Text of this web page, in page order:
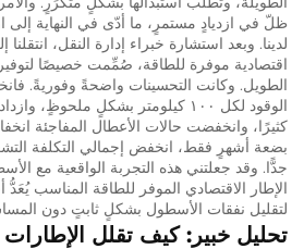
ظلّ في ازديادٍ مستمرٍ، ما أدّى في النهاية إلى
لدينا. وبعد استشارة خبراء إدارة النقل،
اقتصادية موفرة للطاقة، صُمِّمت خصيصًا
الطويل. وكانت التحسينات واضحةً وفوريةً.
الوقود لكل ١٠٠ كيلومتر بشكلٍ
كثيرًا، وانخفضت حالات الأعطال المفاجئة
بضعة أشهرٍ فقط، انخفض إجمالي التكلفة
جدًّا. وقد جعلتني هذه التجربة الواقعية مع
الإطار الاقتصادي الموفر للطاقة المناسب يُعَدُّ
لتقليل نفقات الأسطول بشكلٍ ثابتٍ دون
تحليل خبير: كيف تقلل الإطارات